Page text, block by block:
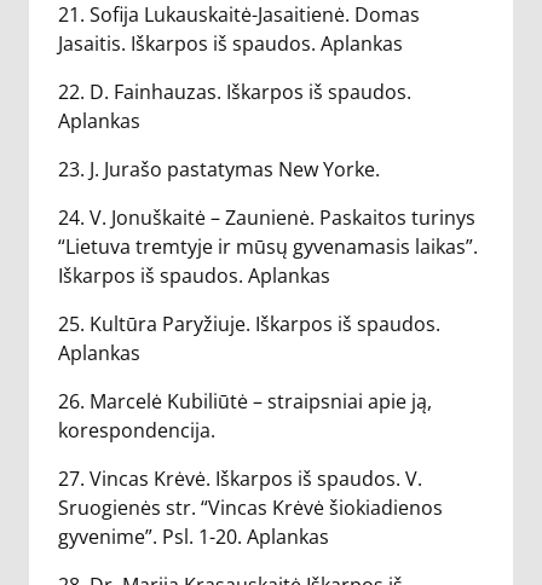
21. Sofija Lukauskaitė-Jasaitienė. Domas
Jasaitis. Iškarpos iš spaudos. Aplankas
22. D. Fainhauzas. Iškarpos iš spaudos.
Aplankas
23. J. Jurašo pastatymas New Yorke.
24. V. Jonuškaitė – Zaunienė. Paskaitos turinys
“Lietuva tremtyje ir mūsų gyvenamasis laikas”.
Iškarpos iš spaudos. Aplankas
25. Kultūra Paryžiuje. Iškarpos iš spaudos.
Aplankas
26. Marcelė Kubiliūtė – straipsniai apie ją,
korespondencija.
27. Vincas Krėvė. Iškarpos iš spaudos. V.
Sruogienės str. “Vincas Krėvė šiokiadienos
gyvenime”. Psl. 1-20. Aplankas